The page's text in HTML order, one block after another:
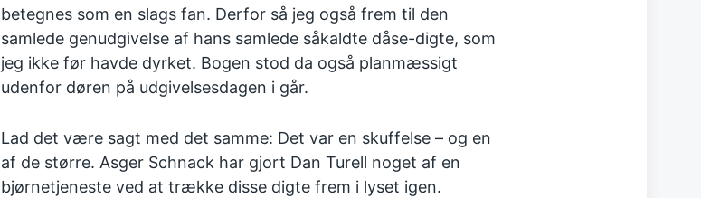
betegnes som en slags fan. Derfor så jeg også frem til den
samlede genudgivelse af hans samlede såkaldte dåse-digte, som
jeg ikke før havde dyrket. Bogen stod da også planmæssigt
udenfor døren på udgivelsesdagen i går.
Lad det være sagt med det samme: Det var en skuffelse – og en
af de større. Asger Schnack har gjort Dan Turell noget af en
bjørnetjeneste ved at trække disse digte frem i lyset igen.